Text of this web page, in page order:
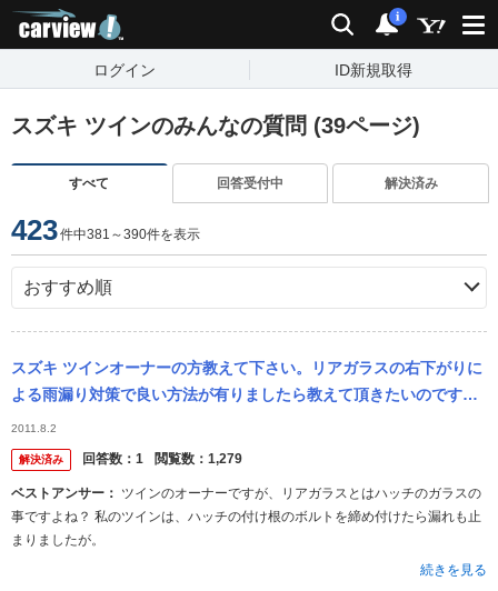
検索 通知
i
ログイン ID新規取得
スズキ ツインのみんなの質問 (39ページ)
すべて 回答受付中 解決済み
423件中381～390件を表示
スズキ ツインオーナーの方教えて下さい。リアガラスの右下がりに
よる雨漏り対策で良い方法が有りましたら教えて頂きたいのです
が。
2011.8.2
解決済み 回答数： 1 閲覧数： 1,279
ベストアンサー：
事ですよね？ 私のツインは、ハッチの付け根のボルトを締め付けたら漏れも止
まりましたが。
続きを見る